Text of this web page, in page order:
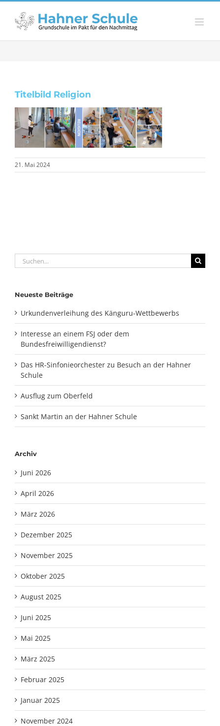
Zum
springen
Titelbild Religion
21. Mai 2024
Suche
nach:
Neueste Beiträge
Urkundenverleihung des Känguru-Wettbewerbs
Interesse an einem FSJ oder dem
Bundesfreiwilligendienst?
Das HR-Sinfonieorchester zu Besuch an der Hahner
Schule
Ausflug zum Oberfeld
Sankt Martin an der Hahner Schule
Archiv
Juni 2026
April 2026
März 2026
Dezember 2025
November 2025
Oktober 2025
August 2025
Juni 2025
Mai 2025
März 2025
Februar 2025
Januar 2025
November 2024